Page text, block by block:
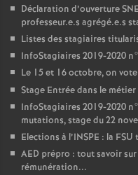
Déclaration d’ouverture
professeur.e.s agrégé.e.s
Listes des stagiaires
InfoStagiaires 2019-2020
Le 15 et 16 octobre, on
Stage Entrée dans le
InfoStagiaires 2019-2020
mutations, stage du 22
Elections à l’INSPE : la FSU
AED prépro : tout savoir
rémunération...